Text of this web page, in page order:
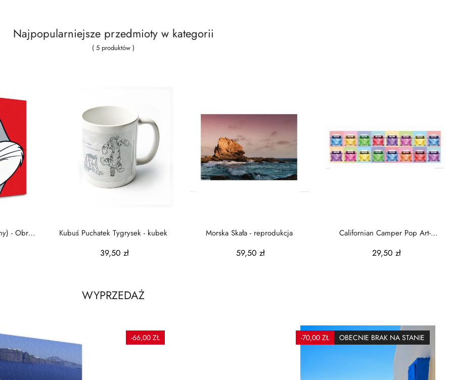
Najpopularniejsze przedmioty w kategorii
( 5 produktów )
- Obraz Kubuś Puchatek Tygrysek - kubek
39,50 zł
Morska Skała - reprodukcja
59,50 zł
Californian Camper Pop Art-
29,50 zł
WYPRZEDAŻ
-66,00 ZŁ -70,00 ZŁ OBECNIE BRAK NA STANIE